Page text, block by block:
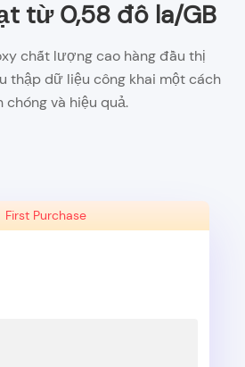
từ 0,58 đô la/GB
chất lượng cao hàng đầu thị
thập dữ liệu công khai một cách
chóng và hiệu quả.
First Purchase